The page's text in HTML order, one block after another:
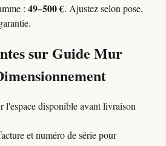
:49–500 €. Ajustez selon pose,
sur Guide Mur
l'espace disponible avant livraison
et numéro de série pour